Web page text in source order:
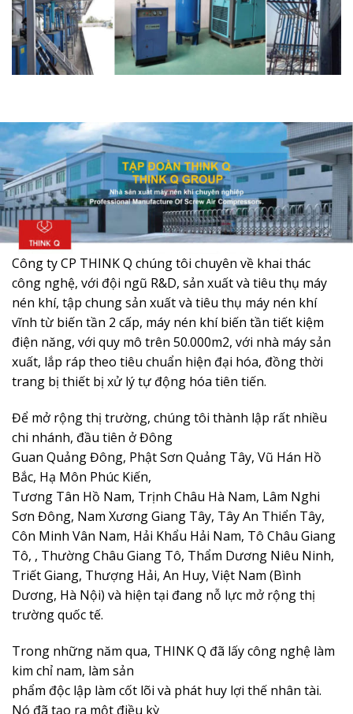
Công ty CP THINK Q chúng tôi chuyên về khai thác
công nghệ, với đội ngũ R&D, sản xuất và tiêu thụ máy
nén khí, tập chung sản xuất và tiêu thụ máy nén khí
vĩnh từ biến tần 2 cấp, máy nén khí biến tần tiết kiệm
điện năng, với quy mô trên 50.000m2, với nhà máy sản
xuất, lắp ráp theo tiêu chuẩn hiện đại hóa, đồng thời
trang bị thiết bị xử lý tự động hóa tiên tiến.
Để mở rộng thị trường, chúng tôi thành lập rất nhiều
chi nhánh, đầu tiên ở Đông
Guan Quảng Đông, Phật Sơn Quảng Tây, Vũ Hán Hồ
Bắc, Hạ Môn Phúc Kiến,
Tương Tân Hồ Nam, Trịnh Châu Hà Nam, Lâm Nghi
Sơn Đông, Nam Xương Giang Tây, Tây An Thiển Tây,
Côn Minh Vân Nam, Hải Khẩu Hải Nam, Tô Châu Giang
Tô, , Thường Châu Giang Tô, Thẩm Dương Niêu Ninh,
Triết Giang, Thượng Hải, An Huy, Việt Nam (Bình
Dương, Hà Nội) và hiện tại đang nỗ lực mở rộng thị
trường quốc tế.
Trong những năm qua, THINK Q đã lấy công nghệ làm
kim chỉ nam, làm sản
phẩm độc lập làm cốt lõi và phát huy lợi thế nhân tài.
Nó đã tạo ra một điều kỳ